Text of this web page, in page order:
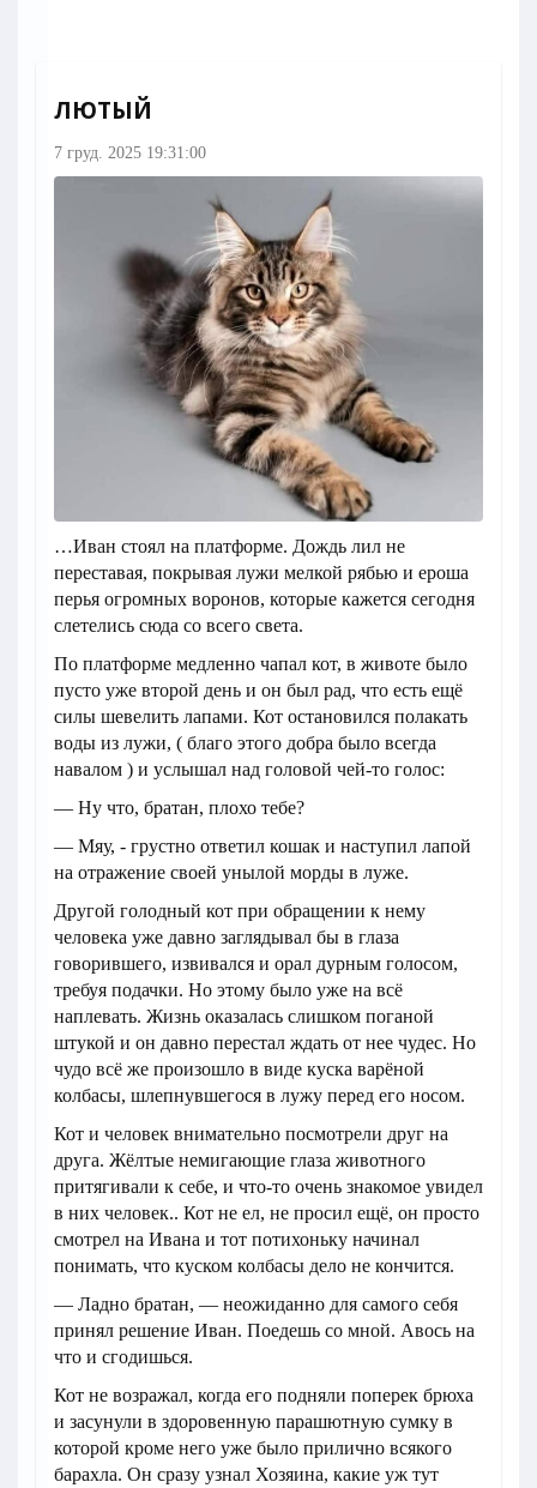
ЛЮТЫЙ
7 груд. 2025 19:31:00
…Иван стоял на платформе. Дождь лил не
переставая, покрывая лужи мелкой рябью и ероша
перья огромных воронов, которые кажется сегодня
слетелись сюда со всего света.
По платформе медленно чапал кот, в животе было
пусто уже второй день и он был рад, что есть ещё
силы шевелить лапами. Кот остановился полакать
воды из лужи, ( благо этого добра было всегда
навалом ) и услышал над головой чей-то голос:
— Ну что, братан, плохо тебе?
— Мяу, - грустно ответил кошак и наступил лапой
на отражение своей унылой морды в луже.
Другой голодный кот при обращении к нему
человека уже давно заглядывал бы в глаза
говорившего, извивался и орал дурным голосом,
требуя подачки. Но этому было уже на всё
наплевать. Жизнь оказалась слишком поганой
штукой и он давно перестал ждать от нее чудес. Но
чудо всё же произошло в виде куска варёной
колбасы, шлепнувшегося в лужу перед его носом.
Кот и человек внимательно посмотрели друг на
друга. Жёлтые немигающие глаза животного
притягивали к себе, и что-то очень знакомое увидел
в них человек.. Кот не ел, не просил ещё, он просто
смотрел на Ивана и тот потихоньку начинал
понимать, что куском колбасы дело не кончится.
— Ладно братан, — неожиданно для самого себя
принял решение Иван. Поедешь со мной. Авось на
что и сгодишься.
Кот не возражал, когда его подняли поперек брюха
и засунули в здоровенную парашютную сумку в
которой кроме него уже было прилично всякого
барахла. Он сразу узнал Хозяина, какие уж тут